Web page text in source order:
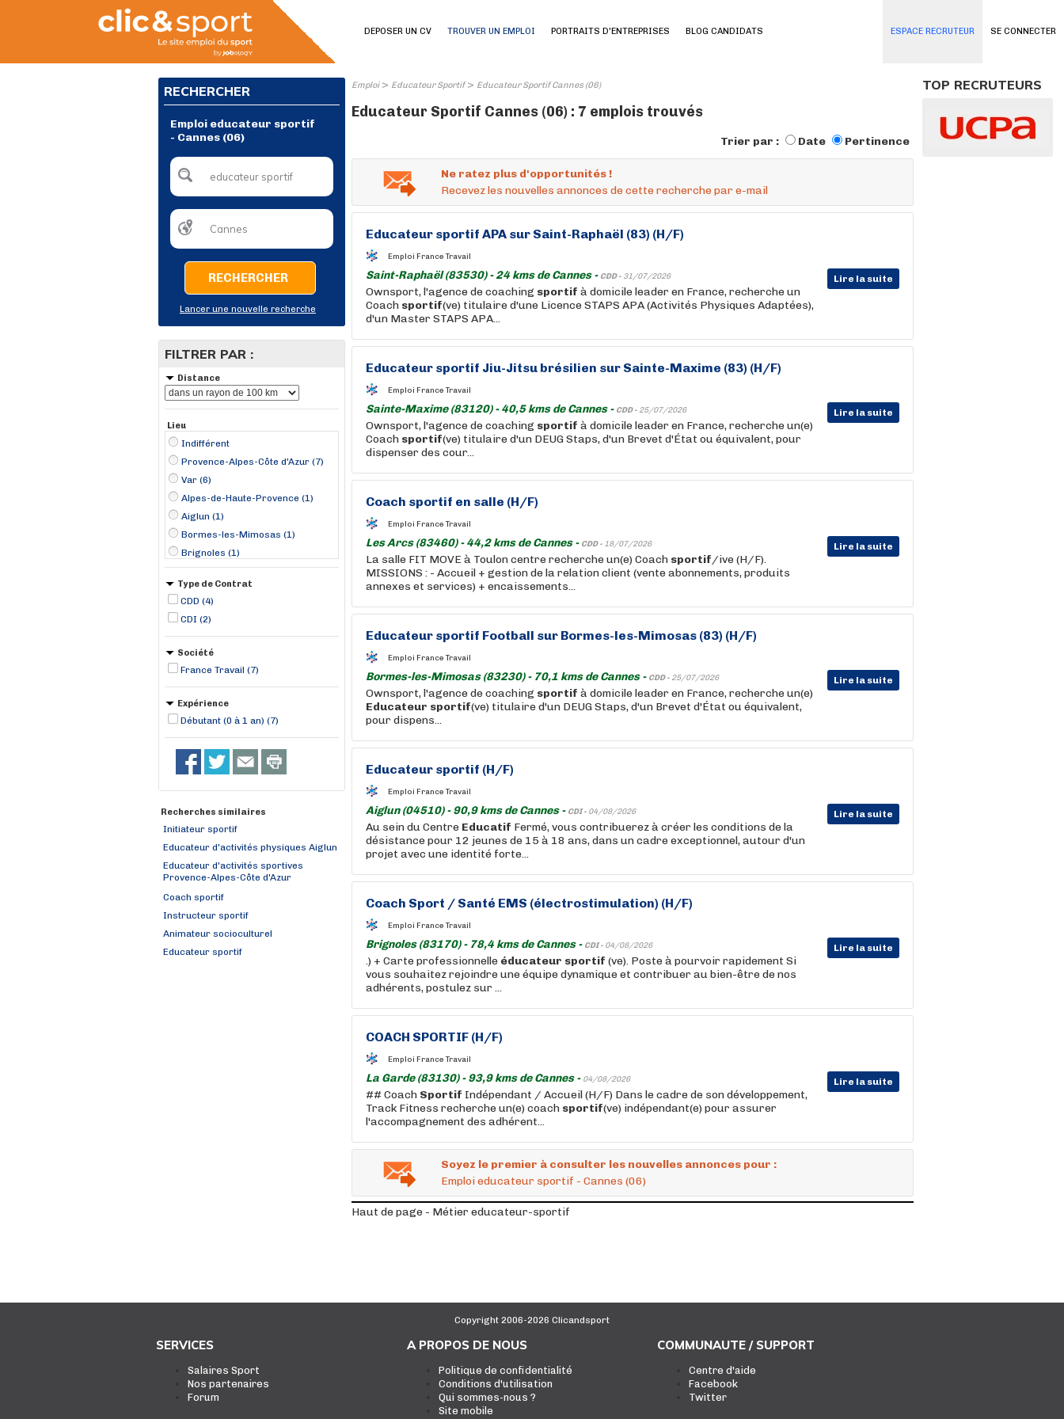
SE CONNECTER
DEPOSER UN CV TROUVER UN EMPLOI PORTRAITS D'ENTREPRISES BLOG CANDIDATS ESPACE RECRUTEUR
RECHERCHER
Emploi educateur sportif
- Cannes (06)
RECHERCHER
Lancer une nouvelle recherche
FILTRER PAR :
Distance
Lieu
Indifférent
Provence-Alpes-Côte d'Azur (7)
Var (6)
Alpes-de-Haute-Provence (1)
Aiglun (1)
Bormes-les-Mimosas (1)
Brignoles (1)
La Garde (1)
Les Arcs (1)
Saint-Raphaël (1)
Sainte-Maxime (1)
Type de Contrat
CDD (4)
CDI (2)
Société
France Travail (7)
Expérience
Débutant (0 à 1 an) (7)
Recherches similaires
Initiateur sportif
Educateur d'activités physiques Aiglun
Educateur d'activités sportives
Provence-Alpes-Côte d'Azur
Coach sportif
Instructeur sportif
Animateur socioculturel
Educateur sportif
Emploi> Educateur Sportif> Educateur Sportif Cannes (06)
Educateur Sportif Cannes (06) : 7 emplois trouvés
Trier par : Date Pertinence
Ne ratez plus d'opportunités !
Recevez les nouvelles annonces de cette recherche par e-mail
Educateur sportif APA sur Saint-Raphaël (83) (H/F)
Emploi France Travail
Saint-Raphaël (83530) - 24 kms de Cannes - CDD - 31/07/2026 Lire la suite
Ownsport, l'agence de coaching sportif à domicile leader en France, recherche un
Coach sportif(ve) titulaire d'une Licence STAPS APA (Activités Physiques Adaptées),
d'un Master STAPS APA...
Educateur sportif Jiu-Jitsu brésilien sur Sainte-Maxime (83) (H/F)
Emploi France Travail
Sainte-Maxime (83120) - 40,5 kms de Cannes - CDD - 25/07/2026 Lire la suite
Ownsport, l'agence de coaching sportif à domicile leader en France, recherche un(e)
Coach sportif(ve) titulaire d'un DEUG Staps, d'un Brevet d'État ou équivalent, pour
dispenser des cour...
Coach sportif en salle (H/F)
Emploi France Travail
Les Arcs (83460) - 44,2 kms de Cannes - CDD - 18/07/2026 Lire la suite
La salle FIT MOVE à Toulon centre recherche un(e) Coach sportif/ive (H/F).
MISSIONS : - Accueil + gestion de la relation client (vente abonnements, produits
annexes et services) + encaissements...
Educateur sportif Football sur Bormes-les-Mimosas (83) (H/F)
Emploi France Travail
Bormes-les-Mimosas (83230) - 70,1 kms de Cannes - CDD - 25/07/2026 Lire la suite
Ownsport, l'agence de coaching sportif à domicile leader en France, recherche un(e)
Educateur sportif(ve) titulaire d'un DEUG Staps, d'un Brevet d'État ou équivalent,
pour dispens...
Educateur sportif (H/F)
Emploi France Travail
Aiglun (04510) - 90,9 kms de Cannes - CDI - 04/08/2026 Lire la suite
Au sein du Centre Educatif Fermé, vous contribuerez à créer les conditions de la
désistance pour 12 jeunes de 15 à 18 ans, dans un cadre exceptionnel, autour d'un
projet avec une identité forte...
Coach Sport / Santé EMS (électrostimulation) (H/F)
Emploi France Travail
Brignoles (83170) - 78,4 kms de Cannes - CDI - 04/08/2026 Lire la suite
.) + Carte professionnelle éducateur sportif (ve). Poste à pourvoir rapidement Si
vous souhaitez rejoindre une équipe dynamique et contribuer au bien-être de nos
adhérents, postulez sur ...
COACH SPORTIF (H/F)
Emploi France Travail
La Garde (83130) - 93,9 kms de Cannes - 04/08/2026 Lire la suite
## Coach Sportif Indépendant / Accueil (H/F) Dans le cadre de son développement,
Track Fitness recherche un(e) coach sportif(ve) indépendant(e) pour assurer
l'accompagnement des adhérent...
Soyez le premier à consulter les nouvelles annonces pour :
Emploi educateur sportif - Cannes (06)
Haut de page - Métier educateur-sportif
TOP RECRUTEURS
Copyright 2006-2026 Clicandsport
SERVICES
Salaires Sport
Nos partenaires
Forum
A PROPOS DE NOUS
Politique de confidentialité
Conditions d'utilisation
Qui sommes-nous ?
Site mobile
COMMUNAUTE / SUPPORT
Centre d'aide
Facebook
Twitter